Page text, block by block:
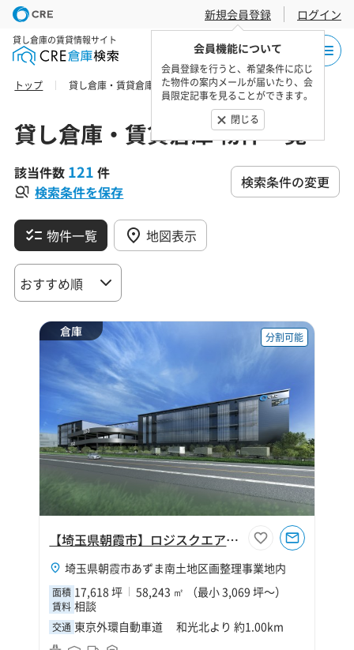
新規会員登録
会員機能について
会員登録を行うと、希望条件に応じ
た物件の案内メールが届いたり、会
員限定記事を見ることができます。
閉じる
ログイン
貸し倉庫の賃貸情報サイト
トップ 貸し倉庫・賃貸倉庫 物件一覧
貸し倉庫・賃貸倉庫 物件一覧
該当件数 121 件
検索条件を保存
検索条件の変更
物件一覧 地図表示
倉庫 分割可能
【埼玉県朝霞市】ロジスクエア朝霞A
埼玉県朝霞市あずま南土地区画整理事業地内
面積 17,618 坪 58,243 ㎡ （最小 3,069 坪～）
賃料 相談
交通 東京外環自動車道 和光北より 約1.00km